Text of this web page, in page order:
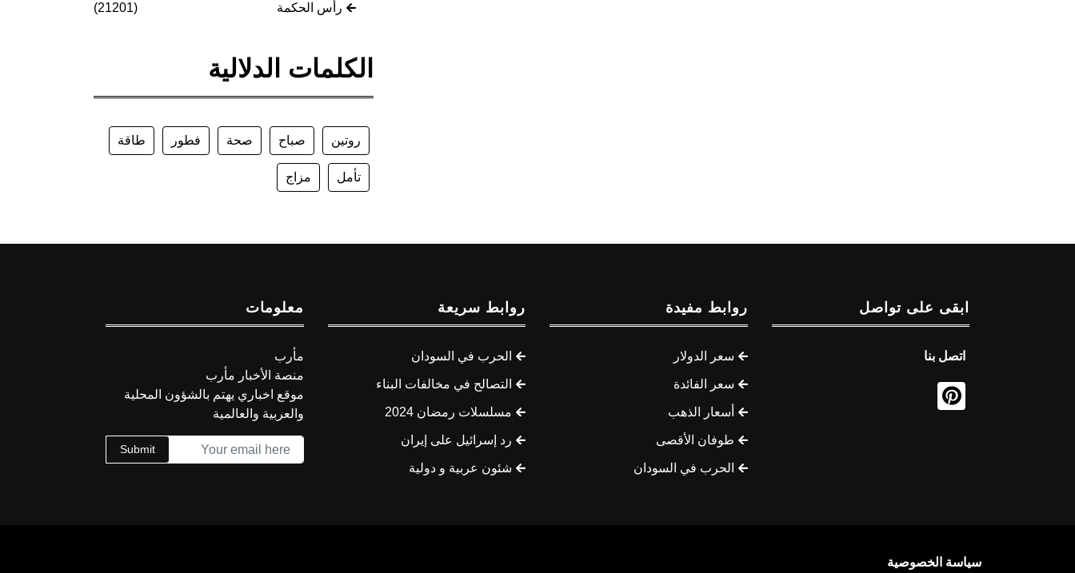
رأس الحكمة (21201)
الكلمات الدلالية
روتين صباح صحة فطور طاقة
تأمل مزاج
ابقى على تواصل
اتصل بنا
روابط مفيدة
سعر الدولار
سعر الفائدة
أسعار الذهب
طوفان الأقصى
الحرب في السودان
روابط سريعة
الحرب في السودان
التصالح في مخالفات البناء
مسلسلات رمضان 2024
رد إسرائيل على إيران
شئون عربية و دولية
معلومات
مأرب
منصة الأخبار مأرب
موقع اخباري يهتم بالشؤون المحلية
والعربية والعالمية
Submit
سياسة الخصوصية